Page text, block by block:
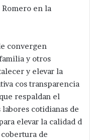
en la
convergen
y otros
y elevar la
cos transparencia
respaldan el
cotidianas de
elevar la calidad d
de